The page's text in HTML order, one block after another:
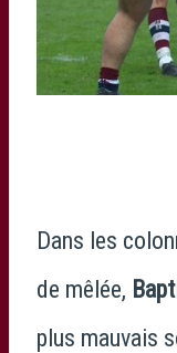
Dans les
de mêlée,
plus mauvais